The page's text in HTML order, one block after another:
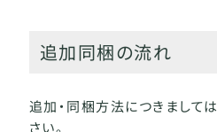
追加同梱の流れ
追加・同梱方法につきましては
さい。